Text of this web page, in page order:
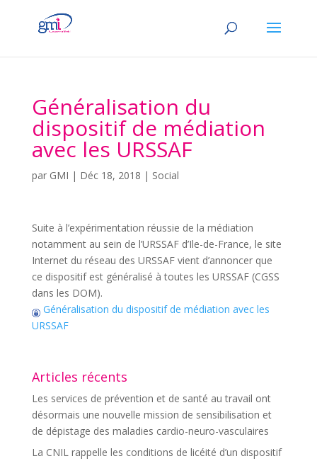
Généralisation du
dispositif de médiation
avec les URSSAF
par GMI | Déc 18, 2018 | Social
Suite à l’expérimentation réussie de la médiation
notamment au sein de l’URSSAF d’Ile-de-France, le site
Internet du réseau des URSSAF vient d’annoncer que
ce dispositif est généralisé à toutes les URSSAF (CGSS
dans les DOM).
Généralisation du dispositif de médiation avec les
URSSAF
Articles récents
Les services de prévention et de santé au travail ont
désormais une nouvelle mission de sensibilisation et
de dépistage des maladies cardio-neuro-vasculaires
La CNIL rappelle les conditions de licéité d’un dispositif